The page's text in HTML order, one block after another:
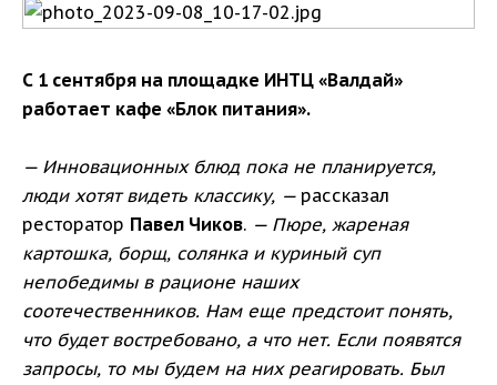
С 1 сентября на площадке ИНТЦ «Валдай»
работает кафе «Блок питания».
— Инновационных блюд пока не планируется,
люди хотят видеть классику, — рассказал
ресторатор Павел Чиков. — Пюре, жареная
картошка, борщ, солянка и куриный суп
непобедимы в рационе наших
соотечественников. Нам еще предстоит понять,
что будет востребовано, а что нет. Если появятся
запросы, то мы будем на них реагировать. Был